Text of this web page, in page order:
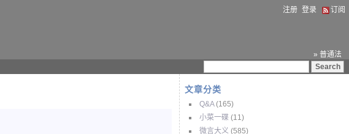
注册 登录 订阅
» 普通法
文章分类
Q&A(165)
小菜一碟 (11)
微言大义 (585)